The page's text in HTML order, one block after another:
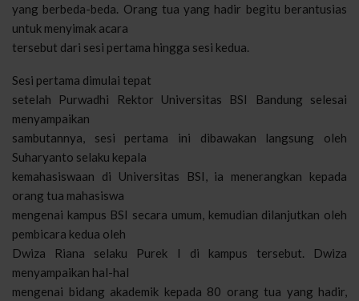
yang berbeda-beda. Orang tua yang hadir begitu berantusias
untuk menyimak acara
tersebut dari sesi pertama hingga sesi kedua.
Sesi pertama dimulai tepat
setelah Purwadhi Rektor Universitas BSI Bandung selesai
menyampaikan
sambutannya, sesi pertama ini dibawakan langsung oleh
Suharyanto selaku kepala
kemahasiswaan di Universitas BSI, ia menerangkan kepada
orang tua mahasiswa
mengenai kampus BSI secara umum, kemudian dilanjutkan oleh
pembicara kedua oleh
Dwiza Riana selaku Purek I di kampus tersebut. Dwiza
menyampaikan hal-hal
mengenai bidang akademik kepada 80 orang tua yang hadir,